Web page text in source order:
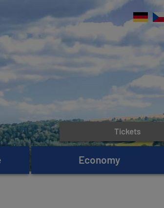
Economy
Tickets